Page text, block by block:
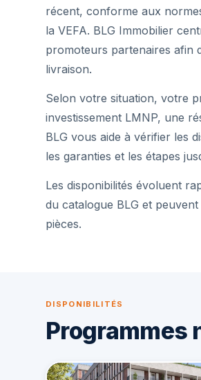
récent, conforme aux
la VEFA. BLG Immobilier
promoteurs partenaires afin
livraison.
Selon votre situation, votre
investissement LMNP, une
BLG vous aide à vérifier les
les garanties et les étapes
Les disponibilités évoluent
du catalogue BLG et
pièces.
DISPONIBILITÉS
Programmes